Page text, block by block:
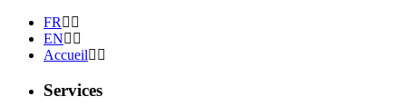
FR
EN
Accueil
Services